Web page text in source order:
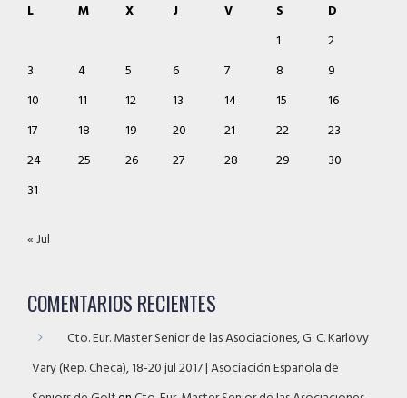
L
M X J V S
D
1
2
3
4 5 6 7 8
9
10
11 12 13 14 15
16
17
18 19 20 21 22
23
24
25 26 27 28 29
30
31
« Jul
COMENTARIOS RECIENTES
Cto. Eur. Master Senior de las Asociaciones, G. C. Karlovy
Vary (Rep. Checa), 18-20 jul 2017 | Asociación Española de